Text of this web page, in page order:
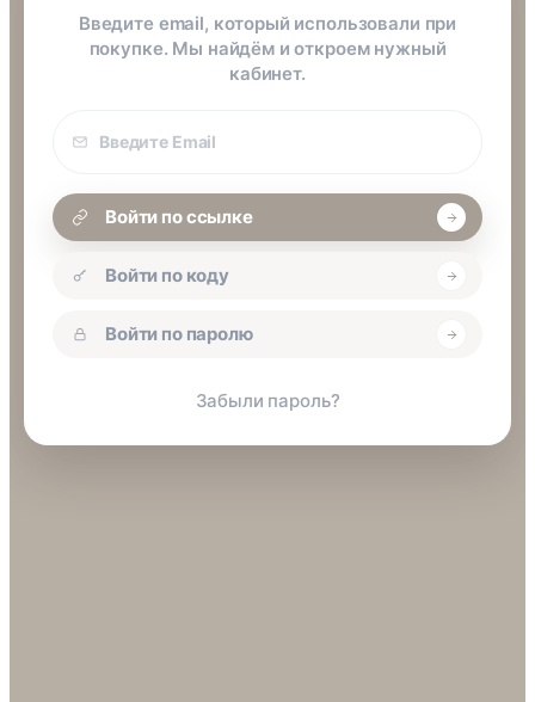
Введите email, который использовали при
покупке. Мы найдём и откроем нужный
кабинет.
покупки
Войти по ссылке
Войти по коду
Войти по паролю
Забыли пароль?